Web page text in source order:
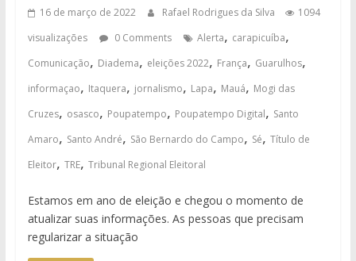
16 de março de 2022 Rafael Rodrigues da Silva
1094
visualizações
0 Comments Alerta, carapicuíba,
Comunicação, Diadema, eleições 2022, França, Guarulhos,
informaçao, Itaquera, jornalismo, Lapa, Mauá, Mogi das
Cruzes, osasco, Poupatempo, Poupatempo Digital, Santo
Amaro, Santo André, São Bernardo do Campo, Sé, Título de
Eleitor, TRE, Tribunal Regional Eleitoral
Estamos em ano de eleição e chegou o momento de
atualizar suas informações. As pessoas que precisam
regularizar a situação